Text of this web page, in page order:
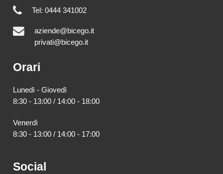
Tel: 0444 341002
aziende@bicego.it
privati@bicego.it
Orari
Lunedì - Giovedì
8:30 - 13:00 / 14:00 - 18:00
Venerdì
8:30 - 13:00 / 14:00 - 17:00
Social